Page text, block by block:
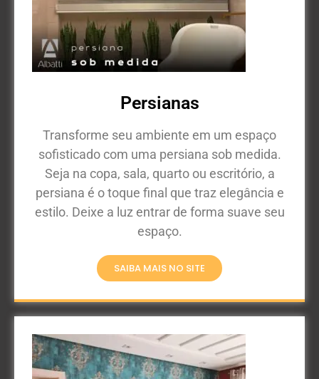
Persianas
Transforme seu ambiente em um espaço
sofisticado com uma persiana sob medida.
Seja na copa, sala, quarto ou escritório, a
persiana é o toque final que traz elegância e
estilo. Deixe a luz entrar de forma suave seu
espaço.
SAIBA MAIS NO SITE